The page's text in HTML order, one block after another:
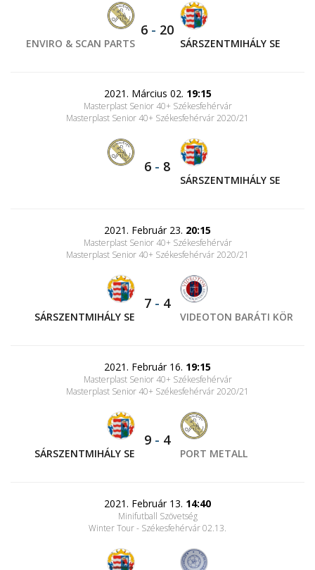
ENVIRO & SCAN PARTS
6 - 20
SÁRSZENTMIHÁLY SE
2021. Március 02. 19:15
Masterplast Senior 40+ Székesfehérvár
Masterplast Senior 40+ Székesfehérvár 2020/21
6 - 8
SÁRSZENTMIHÁLY SE
2021. Február 23. 20:15
Masterplast Senior 40+ Székesfehérvár
Masterplast Senior 40+ Székesfehérvár 2020/21
SÁRSZENTMIHÁLY SE
7 - 4
VIDEOTON BARÁTI KÖR
2021. Február 16. 19:15
Masterplast Senior 40+ Székesfehérvár
Masterplast Senior 40+ Székesfehérvár 2020/21
SÁRSZENTMIHÁLY SE
9 - 4
PORT METALL
2021. Február 13. 14:40
Minifutball Szövetség
Winter Tour - Székesfehérvár 02.13.